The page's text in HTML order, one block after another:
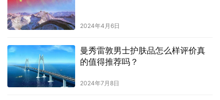
2024年4月6日
曼秀雷敦男士护肤品怎么样评价真
的值得推荐吗？
2024年7月8日